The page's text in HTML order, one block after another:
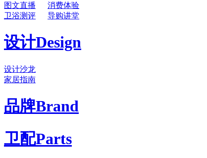
图文直播
消费体验
卫浴测评
导购讲堂
设计Design
设计沙龙
家居指南
品牌Brand
卫配Parts